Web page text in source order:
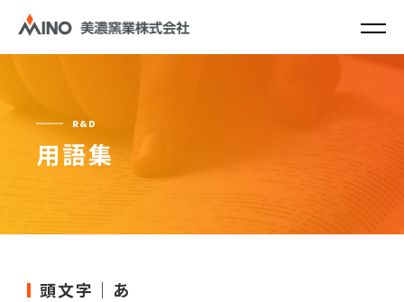
R&D
用語集
頭文字｜あ